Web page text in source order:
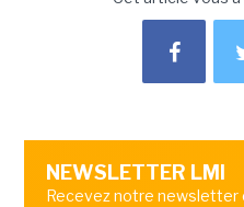
NEWSLETTER LMI
Recevez notre